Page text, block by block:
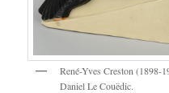
René-Yves Creston (1898-
Daniel Le Couëdic.